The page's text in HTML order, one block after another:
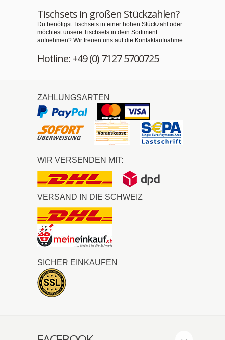
Tischsets in großen Stückzahlen?
Du benötigst Tischsets in einer hohen Stückzahl oder
möchtest unsere Tischsets in dein Sortiment
aufnehmen? Wir freuen uns auf die Kontaktaufnahme.
Hotline: +49 (0) 7127 5700725
ZAHLUNGSARTEN
WIR VERSENDEN MIT:
VERSAND IN DIE SCHWEIZ
SICHER EINKAUFEN